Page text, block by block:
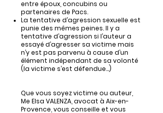
entre époux, concubins ou
partenaires de Pacs.
La tentative d’agression sexuelle est
punie des mêmes peines. Il y a
tentative d’agression si l’auteur a
essayé d’agresser sa victime mais
n’y est pas parvenu à cause d’un
élément indépendant de sa volonté
(la victime s’est défendue...)
Que vous soyez victime ou auteur,
Me Elsa VALENZA, avocat à Aix-en-
Provence, vous conseille et vous